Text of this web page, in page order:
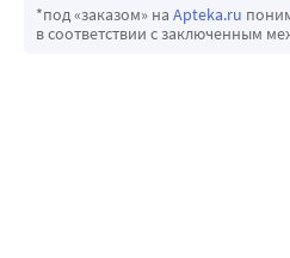
*под «заказом» на Apteka.ru
в соответствии с заключенным